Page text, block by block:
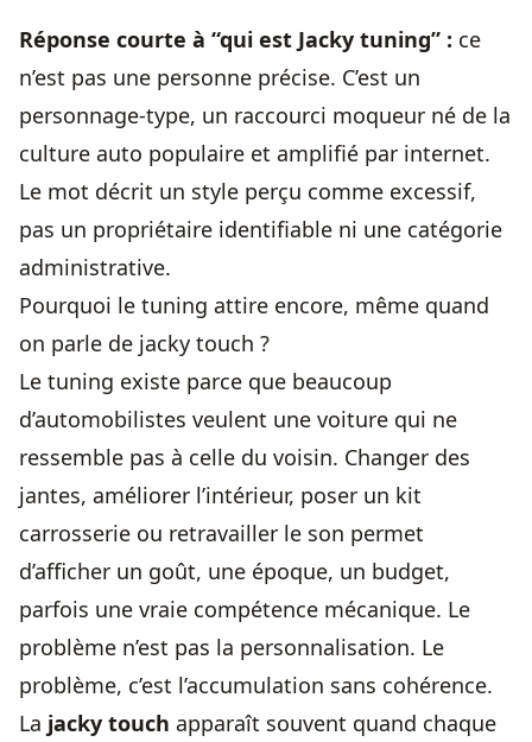
Réponse courte à “qui est Jacky tuning” : ce
n’est pas une personne précise. C’est un
personnage-type, un raccourci moqueur né de la
culture auto populaire et amplifié par internet.
Le mot décrit un style perçu comme excessif,
pas un propriétaire identifiable ni une catégorie
administrative.
Pourquoi le tuning attire encore, même quand
on parle de jacky touch ?
Le tuning existe parce que beaucoup
d’automobilistes veulent une voiture qui ne
ressemble pas à celle du voisin. Changer des
jantes, améliorer l’intérieur, poser un kit
carrosserie ou retravailler le son permet
d’afficher un goût, une époque, un budget,
parfois une vraie compétence mécanique. Le
problème n’est pas la personnalisation. Le
problème, c’est l’accumulation sans cohérence.
La jacky touch apparaît souvent quand chaque